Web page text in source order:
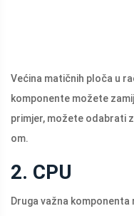
Većina matičnih ploča u
komponente možete
primjer, možete odabrati
om.
2. CPU
Druga važna komponenta